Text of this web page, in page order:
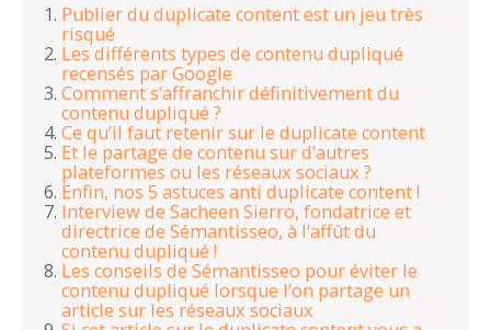
Publier du duplicate content est un jeu très
risqué
Les différents types de contenu dupliqué
recensés par Google
Comment s’affranchir définitivement du
contenu dupliqué ?
Ce qu’il faut retenir sur le duplicate content
Et le partage de contenu sur d’autres
plateformes ou les réseaux sociaux ?
Enfin, nos 5 astuces anti duplicate content !
Interview de Sacheen Sierro, fondatrice et
directrice de Sémantisseo, à l’affût du
contenu dupliqué !
Les conseils de Sémantisseo pour éviter le
contenu dupliqué lorsque l’on partage un
article sur les réseaux sociaux